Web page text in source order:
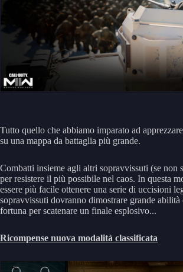
Tutto quello che abbiamo imparato ad
su una mappa da battaglia più grande.
Combatti insieme agli altri sopravvissuti (se non
per resistere il più possibile nel caos. In questa
essere più facile ottenere una serie di uccisioni
sopravvissuti dovranno dimostrare grande
fortuna per scatenare un finale esplosivo...
Ricompense nuova modalità classificata